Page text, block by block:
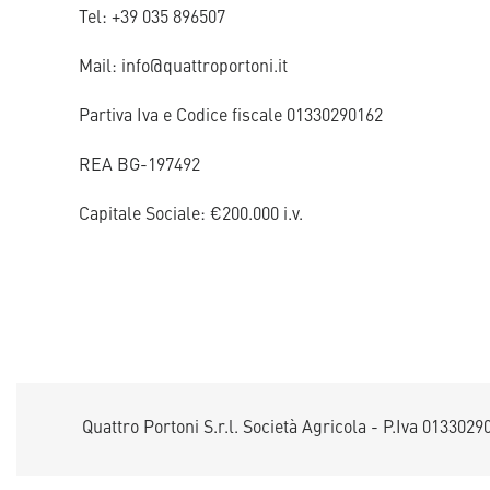
Tel: +39 035 896507
Mail: info@quattroportoni.it
Partiva Iva e Codice fiscale 01330290162
REA BG-197492
Capitale Sociale: €200.000 i.v.
Quattro Portoni S.r.l. Società Agricola - P.Iva